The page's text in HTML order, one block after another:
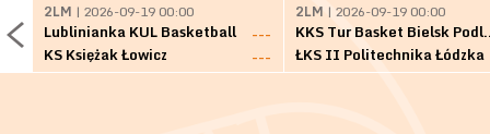
2LM | 2026-09-19 00:00
Lublinianka KUL Basketball
---
KS Księżak Łowicz
---
2LM | 2026-09-19 00:00
KKS Tur
ŁKS II Politechnika Łódzka